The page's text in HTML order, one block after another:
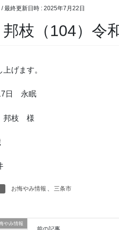
/ 最終更新日時 : 2025年7月22日
枝（104）令
げます。
日 永眠
邦枝 様
お悔やみ情報 、 三条市
やみ情報